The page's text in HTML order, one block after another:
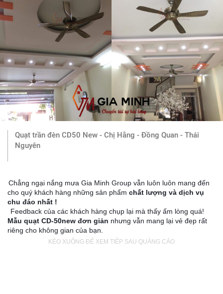
Quạt trần đèn CD50 New - Chị Hằng - Đồng Quan - Thái
Nguyên
Chẳng ngại nắng mưa Gia Minh Group vẫn luôn luôn mang đến
cho quý khách hàng những sản phẩm chất lượng và dịch vụ
chu đáo nhất !
Feedback của các khách hàng chụp lại mà thấy ấm lòng quá!
Mẫu quạt CD-50new đơn giản nhưng vẫn mang lại vẻ đẹp rất
riêng cho không gian của bạn.